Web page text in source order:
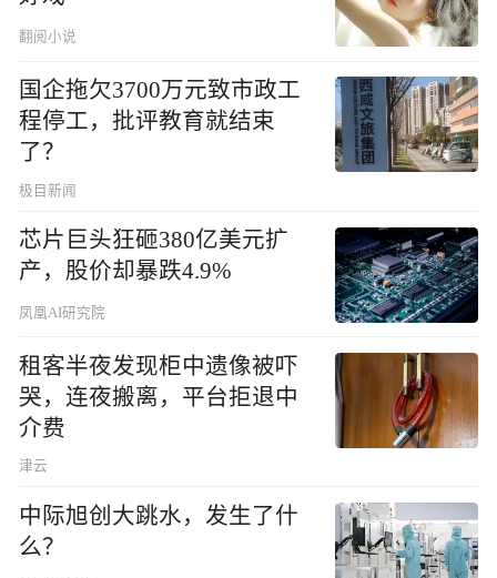
翻阅小说
国企拖欠3700万元致市政工
程停工，批评教育就结束
了？
极目新闻
芯片巨头狂砸380亿美元扩
产，股价却暴跌4.9%
凤凰AI研究院
租客半夜发现柜中遗像被吓
哭，连夜搬离，平台拒退中
介费
津云
中际旭创大跳水，发生了什
么？